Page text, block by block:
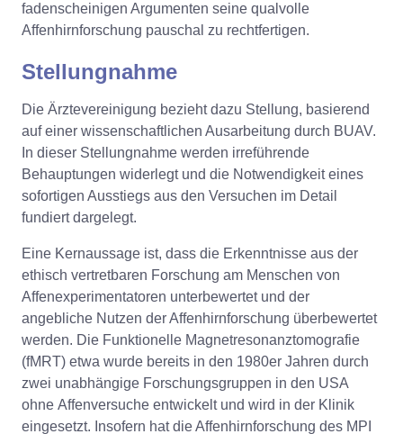
fadenscheinigen Argumenten seine qualvolle
Affenhirnforschung pauschal zu rechtfertigen.
Stellungnahme
Die Ärztevereinigung bezieht dazu Stellung, basierend
auf einer wissenschaftlichen Ausarbeitung durch BUAV.
In dieser Stellungnahme werden irreführende
Behauptungen widerlegt und die Notwendigkeit eines
sofortigen Ausstiegs aus den Versuchen im Detail
fundiert dargelegt.
Eine Kernaussage ist, dass die Erkenntnisse aus der
ethisch vertretbaren Forschung am Menschen von
Affenexperimentatoren unterbewertet und der
angebliche Nutzen der Affenhirnforschung überbewertet
werden. Die Funktionelle Magnetresonanztomografie
(fMRT) etwa wurde bereits in den 1980er Jahren durch
zwei unabhängige Forschungsgruppen in den USA
ohne Affenversuche entwickelt und wird in der Klinik
eingesetzt. Insofern hat die Affenhirnforschung des MPI